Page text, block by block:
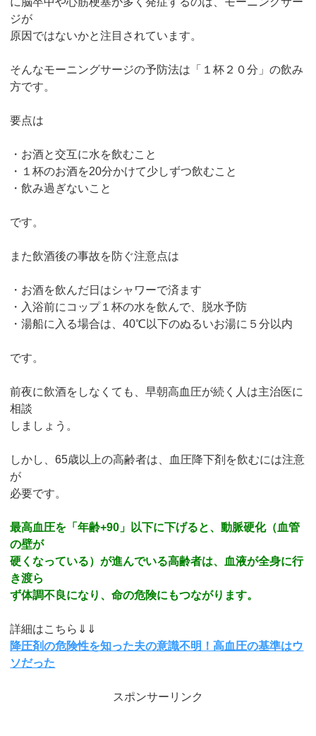
ジが
原因ではないかと注目されています。
そんなモーニングサージの予防法は「１杯２０分」の飲み
方です。
要点は
・お酒と交互に水を飲むこと
・１杯のお酒を20分かけて少しずつ飲むこと
・飲み過ぎないこと
です。
また飲酒後の事故を防ぐ注意点は
・お酒を飲んだ日はシャワーで済ます
・入浴前にコップ１杯の水を飲んで、脱水予防
・湯船に入る場合は、40℃以下のぬるいお湯に５分以内
です。
前夜に飲酒をしなくても、早朝高血圧が続く人は主治医に
相談
しましょう。
しかし、65歳以上の高齢者は、血圧降下剤を飲むには注意
が
必要です。
最高血圧を「年齢+90」以下に下げると、動脈硬化（血管
の壁が
硬くなっている）が進んでいる高齢者は、血液が全身に行
き渡ら
ず体調不良になり、命の危険にもつながります。
詳細はこちら⇓⇓
降圧剤の危険性を知った夫の意識不明！高血圧の基準はウ
ソだった
スポンサーリンク